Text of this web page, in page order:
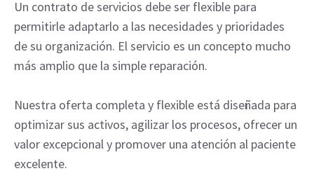
Un contrato de servicios debe ser flexible para
permitirle adaptarlo a las necesidades y prioridades
de su organización. El servicio es un concepto mucho
más amplio que la simple reparación.
Nuestra oferta completa y flexible está diseñada para
optimizar sus activos, agilizar los procesos, ofrecer un
valor excepcional y promover una atención al paciente
excelente.